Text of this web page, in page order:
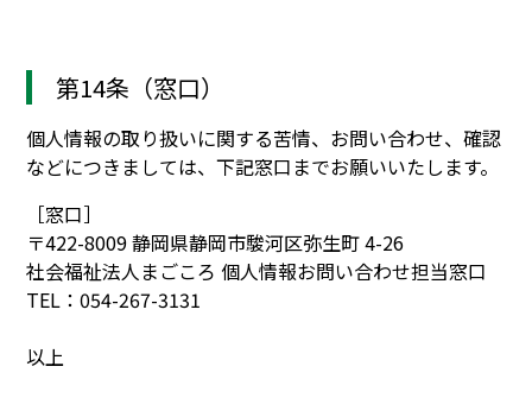
第14条（窓口）
個人情報の取り扱いに関する苦情、お問い合わせ、確認
などにつきましては、下記窓口までお願いいたします。
［窓口］
〒422-8009 静岡県静岡市駿河区弥生町 4-26
社会福祉法人まごころ 個人情報お問い合わせ担当窓口
TEL：054-267-3131
以上